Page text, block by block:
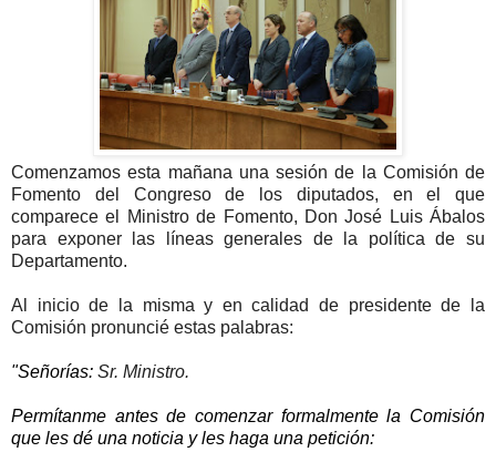
Comenzamos esta mañana una sesión de la Comisión de
Fomento del Congreso de los diputados, en el que
comparece el Ministro de Fomento, Don José Luis Ábalos
para exponer las líneas generales de la política de su
Departamento.
Al inicio de la misma y en calidad de presidente de la
Comisión pronuncié estas palabras:
"Señorías: Sr. Ministro.
Permítanme antes de comenzar formalmente la Comisión
que les dé una noticia y les haga una petición: